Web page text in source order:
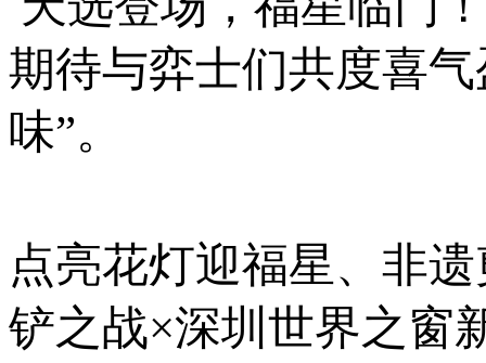
期待与弈士们共度喜
味”。
点亮花灯迎福星、非
铲之战×深圳世界之窗